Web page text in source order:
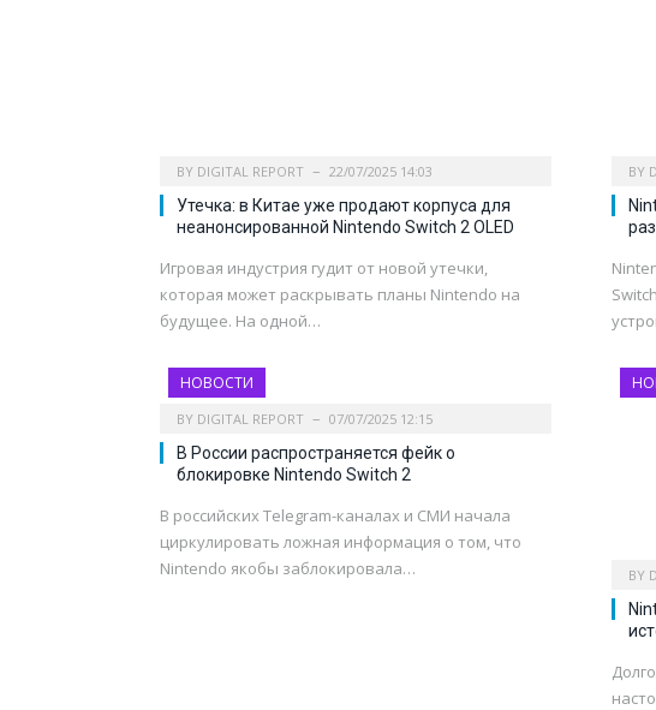
BY DIGITAL REPORT 22/07/2025 14:03
Утечка: в Китае уже продают корпуса для
неанонсированной Nintendo Switch 2 OLED
Игровая индустрия гудит от новой утечки,
которая может раскрывать планы Nintendo на
будущее. На одной…
BY
НОВОСТИ
BY DIGITAL REPORT 07/07/2025 12:15
В России распространяется фейк о
блокировке Nintendo Switch 2
В российских Telegram-каналах и СМИ начала
циркулировать ложная информация о том, что
Nintendo якобы заблокировала…
BY